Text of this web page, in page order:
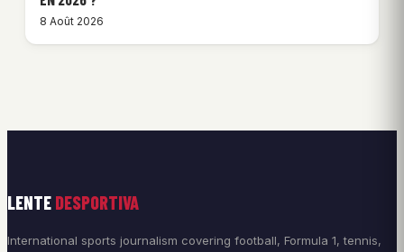
8 Août 2026
LENTE DESPORTIVA
International sports journalism covering football, Formula 1, tennis,